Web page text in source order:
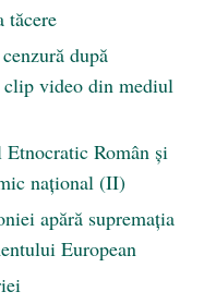
tăcere
după
clip video din mediul
Român şi
naţional (II)
apără supremația
European